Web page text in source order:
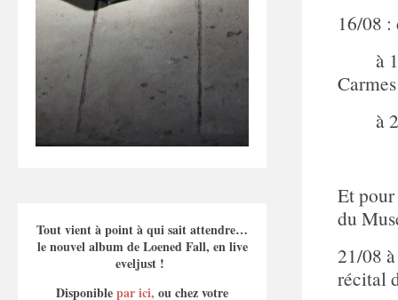
Tout vient à point à qui sait attendre…
le nouvel album de Loened Fall, en live
eveljust !
Disponiblepar ici, ou chez votre
16/08
à
à
Et
du
21/08
récital